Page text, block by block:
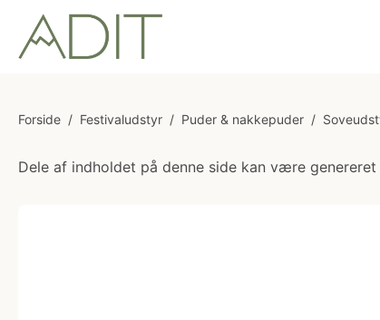
Forside / Festivaludstyr / Puder & nakkepuder /
Dele af indholdet på denne side kan være